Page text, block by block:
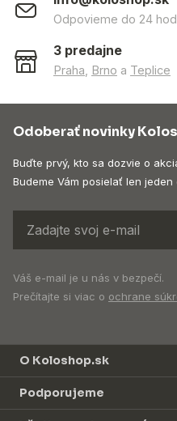
Odpovieme do 24
3 predajne
Praha Brno a Teplice
Odoberať novinky
Buďte prvý, kto sa dozvie o
Budeme Vám posielať len
Váš e-mail je u nás v bezpečí.
Prečítajte si viac o ochrane
O Koloshop.sk
Podporujeme